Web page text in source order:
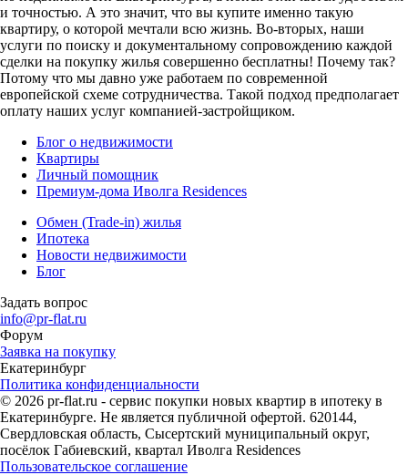
и точностью. А это значит, что вы купите именно такую
квартиру, о которой мечтали всю жизнь. Во-вторых, наши
услуги по поиску и документальному сопровождению каждой
сделки на покупку жилья совершенно бесплатны! Почему так?
Потому что мы давно уже работаем по современной
европейской схеме сотрудничества. Такой подход предполагает
оплату наших услуг компанией-застройщиком.
Блог о недвижимости
Квартиры
Личный помощник
Премиум-дома Иволга Residences
Обмен (Trade-in) жилья
Ипотека
Новости недвижимости
Блог
Задать вопрос
info@pr-flat.ru
Форум
Заявка на покупку
Екатеринбург
Политика конфиденциальности
© 2026 pr-flat.ru - сервис покупки новых квартир в ипотеку в
Екатеринбурге. Не является публичной офертой. 620144,
Свердловская область, Сысертский муниципальный округ,
посёлок Габиевский, квартал Иволга Residences
Пользовательское соглашение